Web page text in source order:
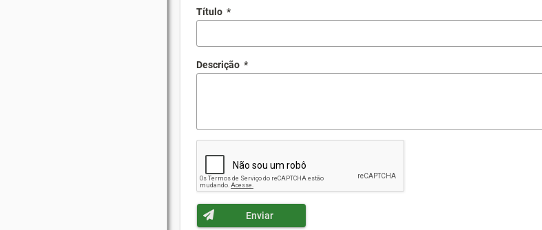
Título *
Descrição *
Enviar